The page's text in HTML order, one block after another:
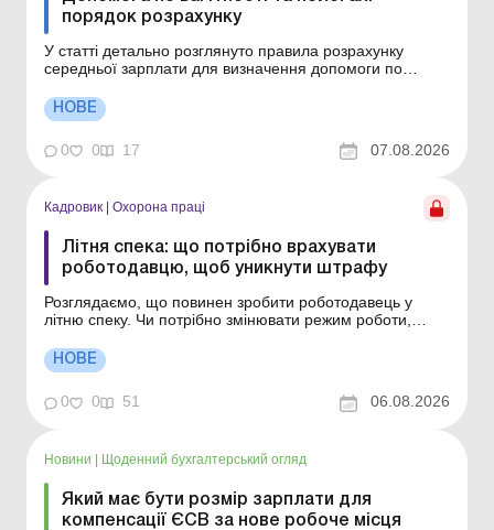
порядок розрахунку
У статті детально розглянуто правила розрахунку
середньої зарплати для визначення допомоги по
нюанси. Як визначити розрахунковий період для
декретних, якщо працівниця працює менше року?
Помилка з розрахунковим періодом може коштувати
підприємству ...
НОВЕ
0 0 17 07.08.2026
Кадровик Охорона праці
Літня спека: що потрібно врахувати
роботодавцю, щоб уникнути штрафу
Розглядаємо, що повинен зробити роботодавець у
літню спеку. Чи потрібно змінювати режим роботи,
наказ про додаткові перерви в літню спеку? Які заходи
роботодавець має забезпечити працівникам у спекотні
дні? Коли працівника потрібно перевести на ...
НОВЕ
0 0 51 06.08.2026
Новини | Щоденний бухгалтерський огляд
Який має бути розмір зарплати для
компенсації ЄСВ за нове робоче місця